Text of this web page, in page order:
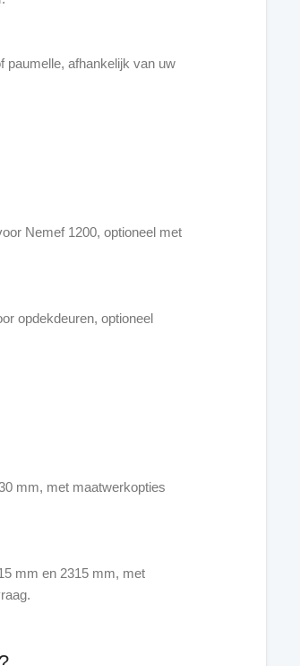
paumelle, afhankelijk van uw
Nemef 1200, optioneel met
opdekdeuren, optioneel
mm, met maatwerkopties
mm en 2315 mm, met